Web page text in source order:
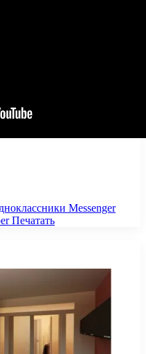
Messenger
Печатать